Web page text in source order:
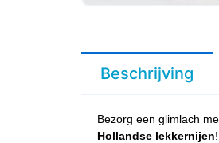
Beschrijving
Bezorg een glimlach
Hollandse lekkernijen